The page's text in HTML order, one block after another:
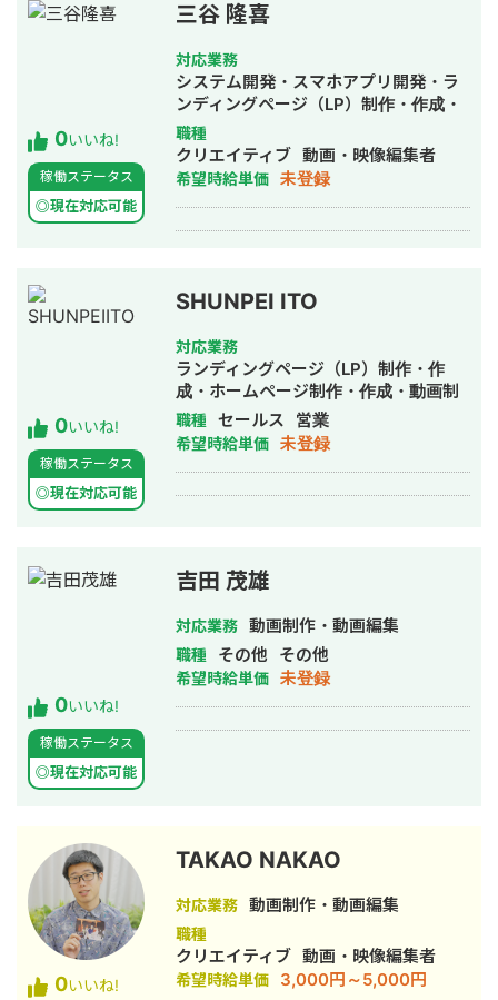
0いいね!
稼働ステータス
◎現在対応可能
三谷 隆喜
対応業務
システム開発・スマホアプリ開発・ラ
ンディングページ（LP）制作・作成・
新規事業立上・SNS運用代行・ホーム
ページ制作・作成・バナー制作・デザ
イン・オウンドメディア制作・構築・
運用代行・動画制作・動画編集
職種
クリエイティブ 動画・映像編集者
希望時給単価 未登録
0いいね!
稼働ステータス
◎現在対応可能
SHUNPEI ITO
対応業務
ランディングページ（LP）制作・作
成・ホームページ制作・作成・動画制
作・動画編集・営業代行
職種 セールス 営業
希望時給単価 未登録
0いいね!
稼働ステータス
◎現在対応可能
吉田 茂雄
対応業務 動画制作・動画編集
職種 その他 その他
希望時給単価 未登録
0いいね!
TAKAO NAKAO
対応業務 動画制作・動画編集
職種
クリエイティブ 動画・映像編集者
希望時給単価 3,000円～5,000円